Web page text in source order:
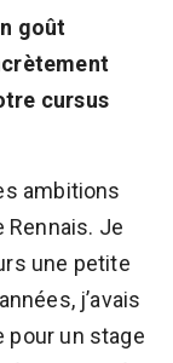
goût
cursus
ambitions
Rennais. Je
une petite
j’avais
pour un stage